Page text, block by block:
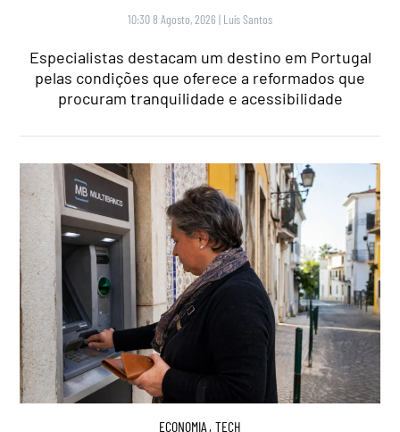
10:30 8 Agosto, 2026 | Luís Santos
Especialistas destacam um destino em Portugal
pelas condições que oferece a reformados que
procuram tranquilidade e acessibilidade
ECONOMIA , TECH